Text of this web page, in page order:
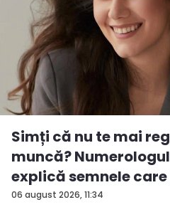
06 august 2026, 11:34
Simți că nu te mai
muncă?
explică semnele